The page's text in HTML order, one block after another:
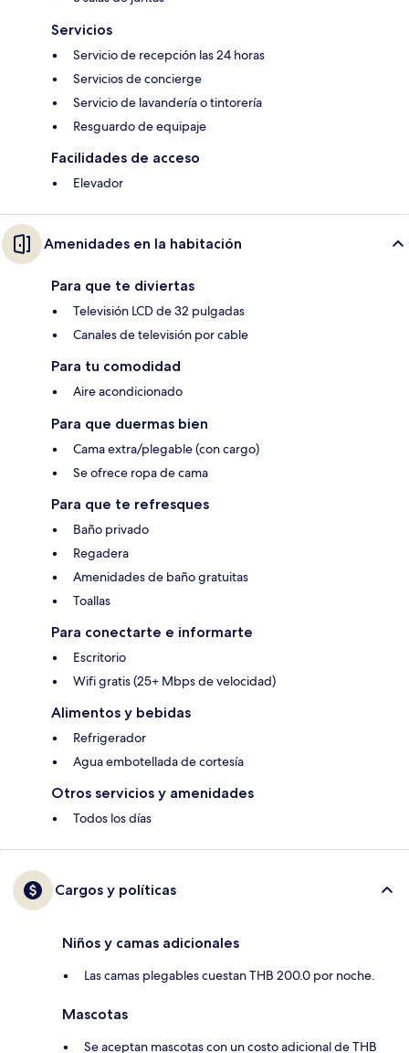
Servicios
Servicio de recepción las 24 horas
Servicios de concierge
Servicio de lavandería o tintorería
Resguardo de equipaje
Facilidades de acceso
Elevador
Amenidades en la habitación
Para que te diviertas
Televisión LCD de 32 pulgadas
Canales de televisión por cable
Para tu comodidad
Aire acondicionado
Para que duermas bien
Cama extra/plegable (con cargo)
Se ofrece ropa de cama
Para que te refresques
Baño privado
Regadera
Amenidades de baño gratuitas
Toallas
Para conectarte e informarte
Escritorio
Wifi gratis (25+ Mbps de velocidad)
Alimentos y bebidas
Refrigerador
Agua embotellada de cortesía
Otros servicios y amenidades
Todos los días
Cargos y políticas
Niños y camas adicionales
Las camas plegables cuestan THB 200.0 por noche.
Mascotas
Se aceptan mascotas con un costo adicional de THB